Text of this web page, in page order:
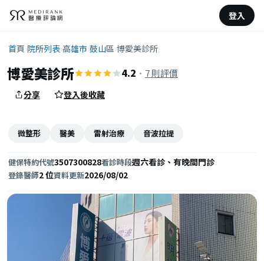
登入
首頁›院所列表›高雄市›鼓山區›博愛美診所
博愛美診所 4.2 · 7 則評價
分享 登入後收藏
微整形 醫美 雷射治療 音波拉提
健保特約代號3507300828看診時段週六看診、有晚間門診
登錄醫師2 位資料更新2026/08/02